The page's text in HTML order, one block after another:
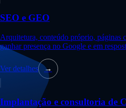
SEO e GEO
Arquitetura, conteúdo próprio, páginas
ganhar presença no Google e em
Ver detalhes →
Implantação e consultoria de